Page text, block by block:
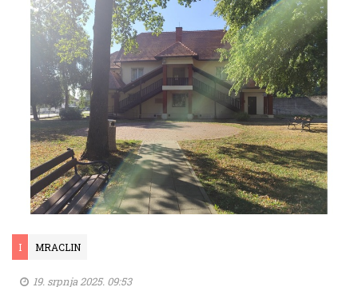
I MRACLIN
19. srpnja 2025. 09:53